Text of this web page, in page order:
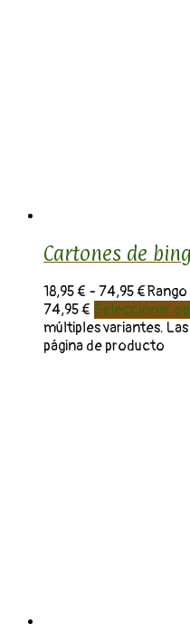
Cartones de
18,95€ - 74,95€
74,95 € Seleccionar
múltiples variantes.
página de producto